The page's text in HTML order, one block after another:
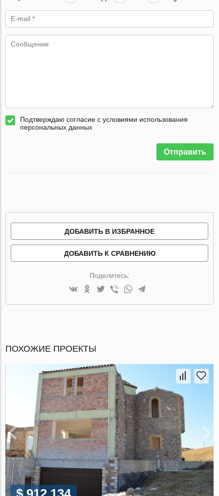
Подтверждаю согласие с условиями использования
персональных данных
Отправить
ДОБАВИТЬ В ИЗБРАННОЕ
ДОБАВИТЬ К СРАВНЕНИЮ
Поделитесь:
ПОХОЖИЕ ПРОЕКТЫ